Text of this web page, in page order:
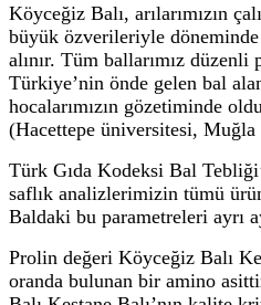
Köyceğiz Balı, arılarımızın
büyük özverileriyle döneminde
alınır. Tüm ballarımız
Türkiye’nin önde gelen bal
hocalarımızın gözetiminde
(Hacettepe üniversitesi,
Türk Gıda Kodeksi Bal
saflık analizlerimizin tümü
Baldaki bu parametreleri ayrı
Prolin değeri Köyceğiz Balı
oranda bulunan bir amino